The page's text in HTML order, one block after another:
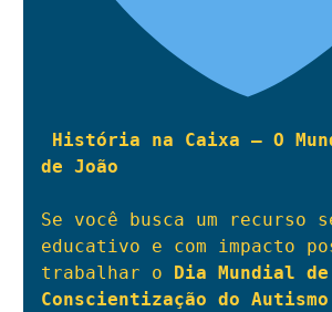
História na Caixa – O
de João
Se você busca um recurso
educativo e com impacto
trabalhar o
Dia Mundial de
Conscientização do Autismo